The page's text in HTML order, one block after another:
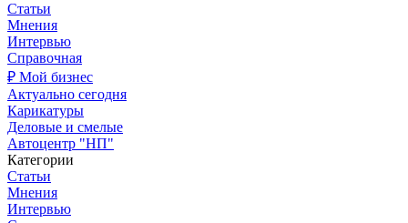
Статьи
Мнения
Интервью
Справочная
₽ Мой бизнес
Актуально сегодня
Карикатуры
Деловые и смелые
Автоцентр "НП"
Категории
Статьи
Мнения
Интервью